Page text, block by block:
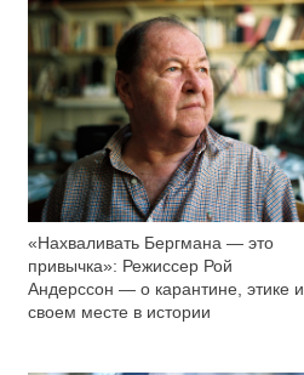
«Нахваливать Бергмана — это
привычка»: Режиссер Рой
Андерссон — о карантине, этике и
своем месте в истории